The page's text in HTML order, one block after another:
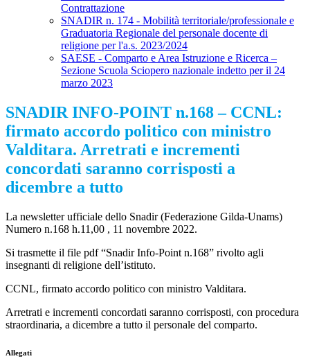
Contrattazione
SNADIR n. 174 - Mobilità territoriale/professionale e
Graduatoria Regionale del personale docente di
religione per l'a.s. 2023/2024
SAESE - Comparto e Area Istruzione e Ricerca –
Sezione Scuola Sciopero nazionale indetto per il 24
marzo 2023
SNADIR INFO-POINT n.168 – CCNL:
firmato accordo politico con ministro
Valditara. Arretrati e incrementi
concordati saranno corrisposti a
dicembre a tutto
La newsletter ufficiale dello Snadir (Federazione Gilda-Unams)
Numero n.168 h.11,00 , 11 novembre 2022.
Si trasmette il file pdf “Snadir Info-Point n.168” rivolto agli
insegnanti di religione dell’istituto.
CCNL, firmato accordo politico con ministro Valditara.
Arretrati e incrementi concordati saranno corrisposti, con procedura
straordinaria, a dicembre a tutto il personale del comparto.
Allegati